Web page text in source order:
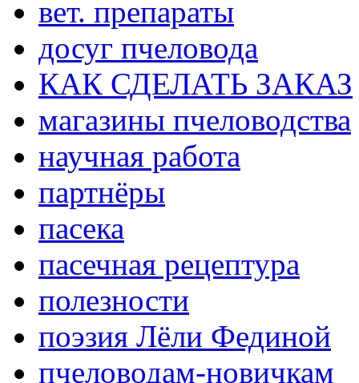
вет. препараты
досуг пчеловода
КАК СДЕЛАТЬ ЗАКАЗ
магазины пчеловодства
научная работа
партнёры
пасека
пасечная рецептура
полезности
поэзия Лёли Фединой
пчеловодам-новичкам